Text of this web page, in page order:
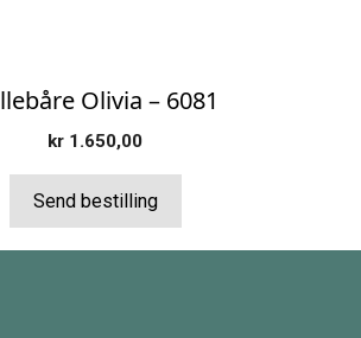
Olivia – 6081
kr 1.650,00
Send bestilling